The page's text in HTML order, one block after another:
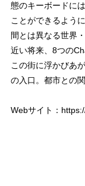
態のキーボードに
ことができるよう
間とは異なる世界
近い将来、8つの
この街に浮かびあ
の入口。都市との
Webサイト：